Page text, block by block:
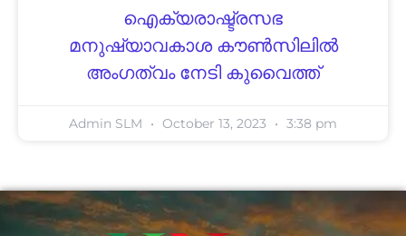
ഐക്യരാഷ്ട്രസഭ
മനുഷ്യാവകാശ കൗൺസിലിൽ
അംഗത്വം നേടി കുവൈത്ത്
Admin SLM October 13, 2023 3:38 pm